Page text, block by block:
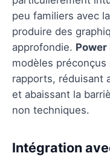
peu familiers avec
produire des
approfondie. Power
modèles
rapports, réduisant
et abaissant la
non techniques.
Intégration